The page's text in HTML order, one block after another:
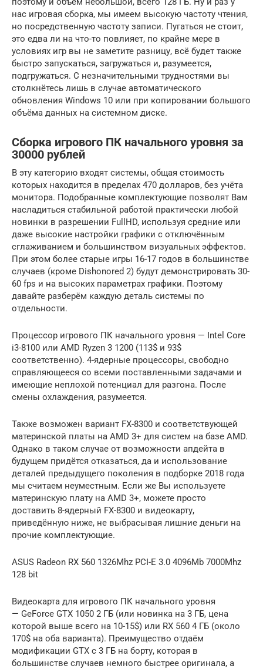
нас игровая сборка, мы имеем высокую частоту чтения,
но посредственную частоту записи. Пугаться не стоит,
это едва ли на что-то повлияет, по крайне мере в
условиях игр вы не заметите разницу, всё будет также
быстро запускаться, загружаться и, разумеется,
подгружаться. С незначительными трудностями вы
столкнётесь лишь в случае автоматического
обновления Windows 10 или при копировании большого
объёма данных на системном диске.
Сборка игрового ПК начального уровня за
30000 рублей
В эту категорию входят системы, общая стоимость
которых находится в пределах 470 долларов, без учёта
монитора. Подобранные комплектующие позволят Вам
насладиться стабильной работой практически любой
новинки в разрешении FullHD, используя средние или
даже высокие настройки графики с отключённым
сглаживанием и большинством визуальных эффектов.
При этом более старые игры 16-17 годов в большинстве
случаев (кроме Dishonored 2) будут демонстрировать 30-
60 fps и на высоких параметрах графики. Поэтому
давайте разберём каждую деталь системы по
отдельности.
Процессор игрового ПК начального уровня — Intel Core
i3-8100 или AMD Ryzen 3 1200 (113$ и 93$
соответственно). 4-ядерные процессоры, свободно
справляющееся со всеми поставленными задачами и
имеющие неплохой потенциал для разгона. После
смены охлаждения, разумеется.
Также возможен вариант FX-8300 и соответствующей
материнской платы на AMD 3+ для систем на базе AMD.
Однако в таком случае от возможности апдейта в
будущем придётся отказаться, да и использование
деталей предыдущего поколения в подборке 2018 года
мы считаем неуместным. Если же Вы используете
материнскую плату на AMD 3+, можете просто
доставить 8-ядерный FX-8300 и видеокарту,
приведённую ниже, не выбрасывая лишние деньги на
прочие комплектующие.
ASUS Radeon RX 560 1326Mhz PCI-E 3.0 4096Mb 7000Mhz
128 bit
Видеокарта для игрового ПК начального уровня
— GeForce GTX 1050 2 ГБ (или новинка на 3 ГБ, цена
которой выше всего на 10-15$) или RX 560 4 ГБ (около
170$ на оба варианта). Преимущество отдаём
модификации GTX с 3 ГБ на борту, которая в
большинстве случаев немного быстрее оригинала, а